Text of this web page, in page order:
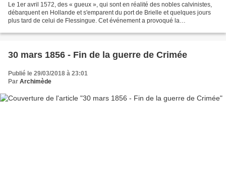
Le 1er avril 1572, des « gueux », qui sont en réalité des nobles calvinistes,
débarquent en Hollande et s'emparent du port de Brielle et quelques jours
plus tard de celui de Flessingue. Cet événement a provoqué la
30 mars 1856 - Fin de la guerre de Crimée
Publié le 29/03/2018 à 23:01
Par Archimède